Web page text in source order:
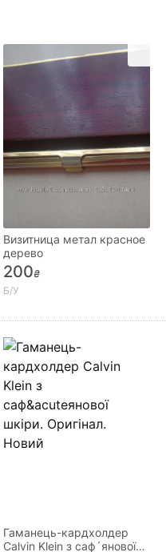
Визитница метал красное
дерево
200₴
Б/У
Гаманець-кардхолдер
Calvin Klein з саф´янової